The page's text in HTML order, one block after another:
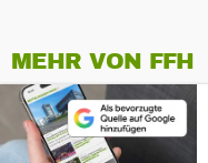
MEHR VON FFH